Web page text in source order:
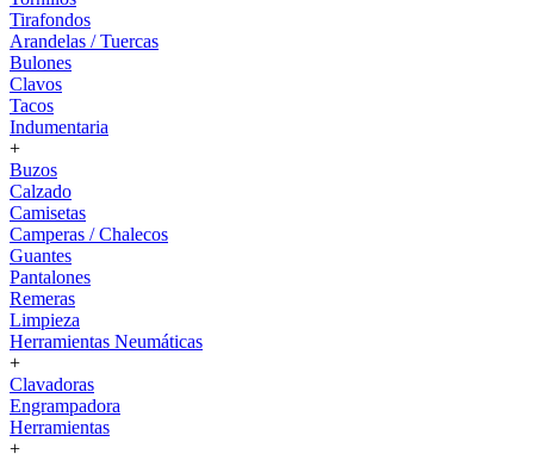
Tirafondos
Arandelas / Tuercas
Bulones
Clavos
Tacos
Indumentaria
+
Buzos
Calzado
Camisetas
Camperas / Chalecos
Guantes
Pantalones
Remeras
Limpieza
Herramientas Neumáticas
+
Clavadoras
Engrampadora
Herramientas
+